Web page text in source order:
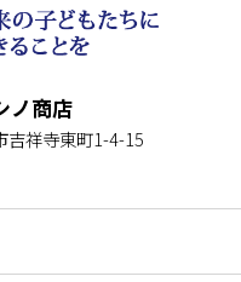
ノ商店
吉祥寺東町1-4-15